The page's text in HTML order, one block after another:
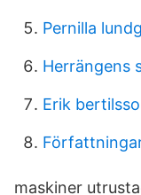
Pernilla
Herrängens
Erik
maskiner